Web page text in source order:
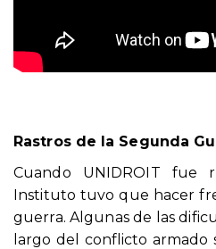
Rastros de la Segunda
Cuando UNIDROIT fue
Instituto tuvo que hacer
guerra. Algunas de las
largo del conflicto